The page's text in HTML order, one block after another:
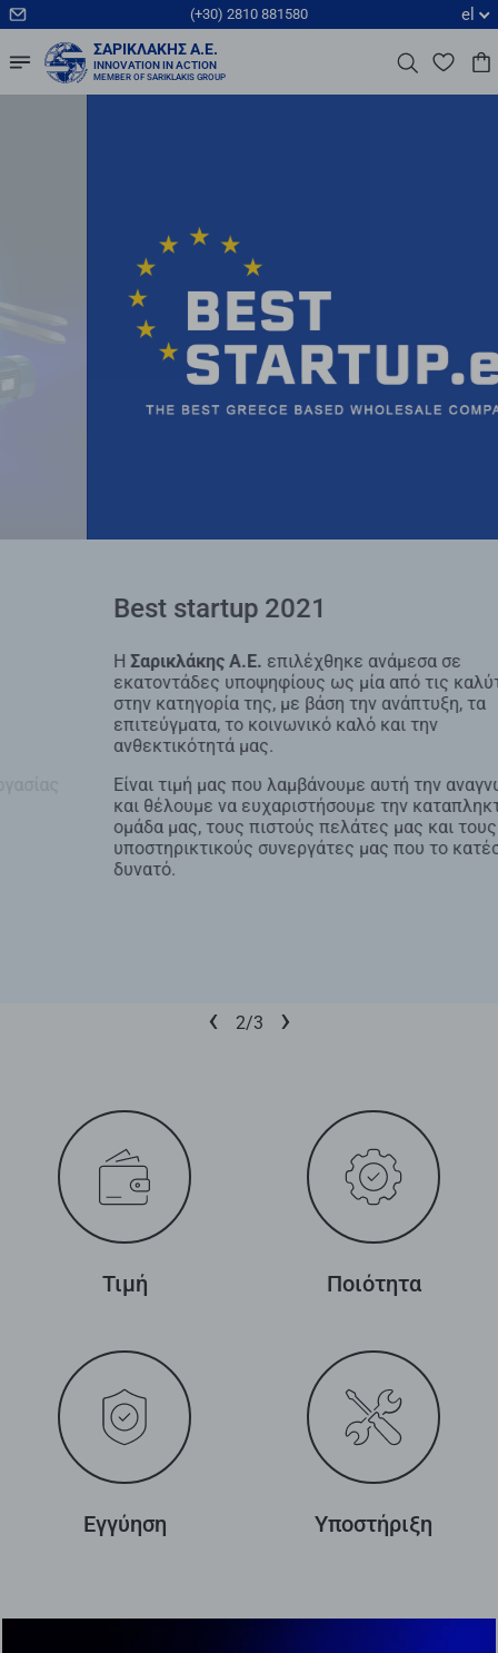
(+30) 2810 881580 el
ΣΑΡΙΚΛΆΚΗΣ Α.Ε.
INNOVATION IN ACTION
MEMBER OF SARIKLAKIS GROUP
Best startup 2021
Σαρικλάκης Α.Ε.επιλέχθηκε ανάμεσα σε
εκατοντάδες υποψηφίους ως μία από τις καλύτερες
στην κατηγορία της, με βάση την ανάπτυξη, τα
επιτεύγματα, το κοινωνικό καλό και την
ανθεκτικότητά μας.
Είναι τιμή μας που λαμβάνουμε αυτή την αναγνώριση
και θέλουμε να ευχαριστήσουμε την καταπληκτική
ομάδα μας, τους πιστούς πελάτες μας και τους
υποστηρικτικούς συνεργάτες μας που το κατέστησαν
‹ ›
3/3
Τιμή Ποιότητα
Εγγύηση Υποστήριξη